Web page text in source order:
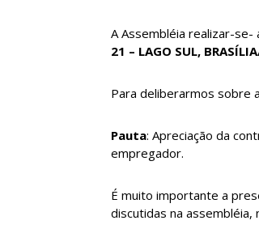
A Assembléia realizar-se-
21 – LAGO SUL,
Para deliberarmos sobre
Pauta: Apreciação da
empregador.
É muito importante a
discutidas na assembléia,